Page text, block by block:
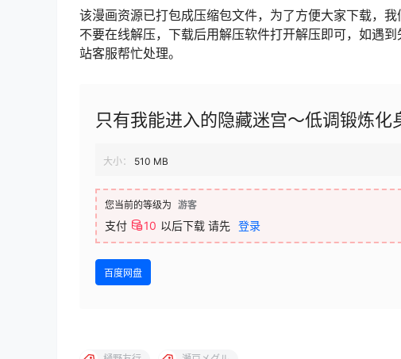
该漫画资源已打包成压缩包文件，为了方便大家下载，
不要在线解压，下载后用解压软件打开解压即可，如遇
站客服帮忙处理。
只有我能进入的隐藏迷宫～低调锻炼化
大小： 510 MB
您当前的等级为 游客
支付 10 以后下载 请先 登录
百度网盘